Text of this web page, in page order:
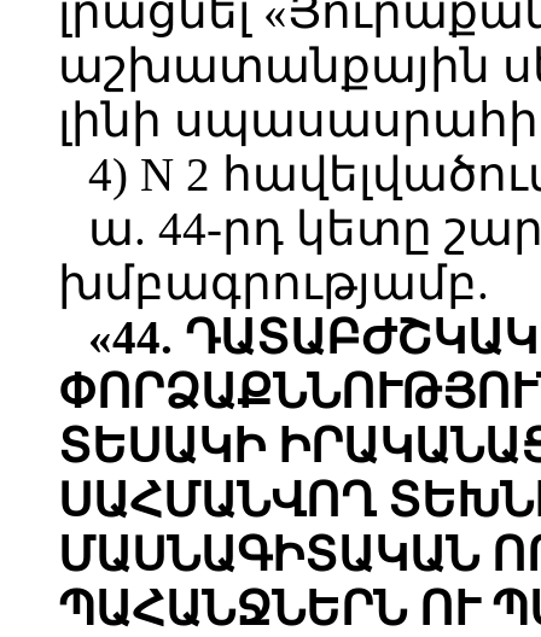
լրացնել
աշխատանքային
լինի
4) N 2
ա. 44-րդ կետը
խմբագրությամբ.
«44.
ՏԵՍԱԿԻ
ՍԱՀՄԱՆՎՈՂ
ՄԱՍՆԱԳԻՏԱԿԱՆ
ՊԱՀԱՆՋՆԵՐՆ ՈՒ